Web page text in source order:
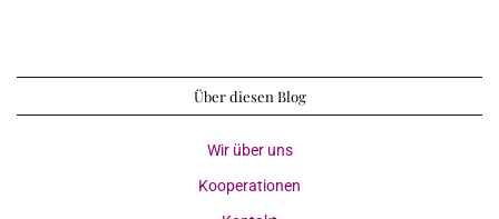
Über diesen Blog
Wir über uns
Kooperationen